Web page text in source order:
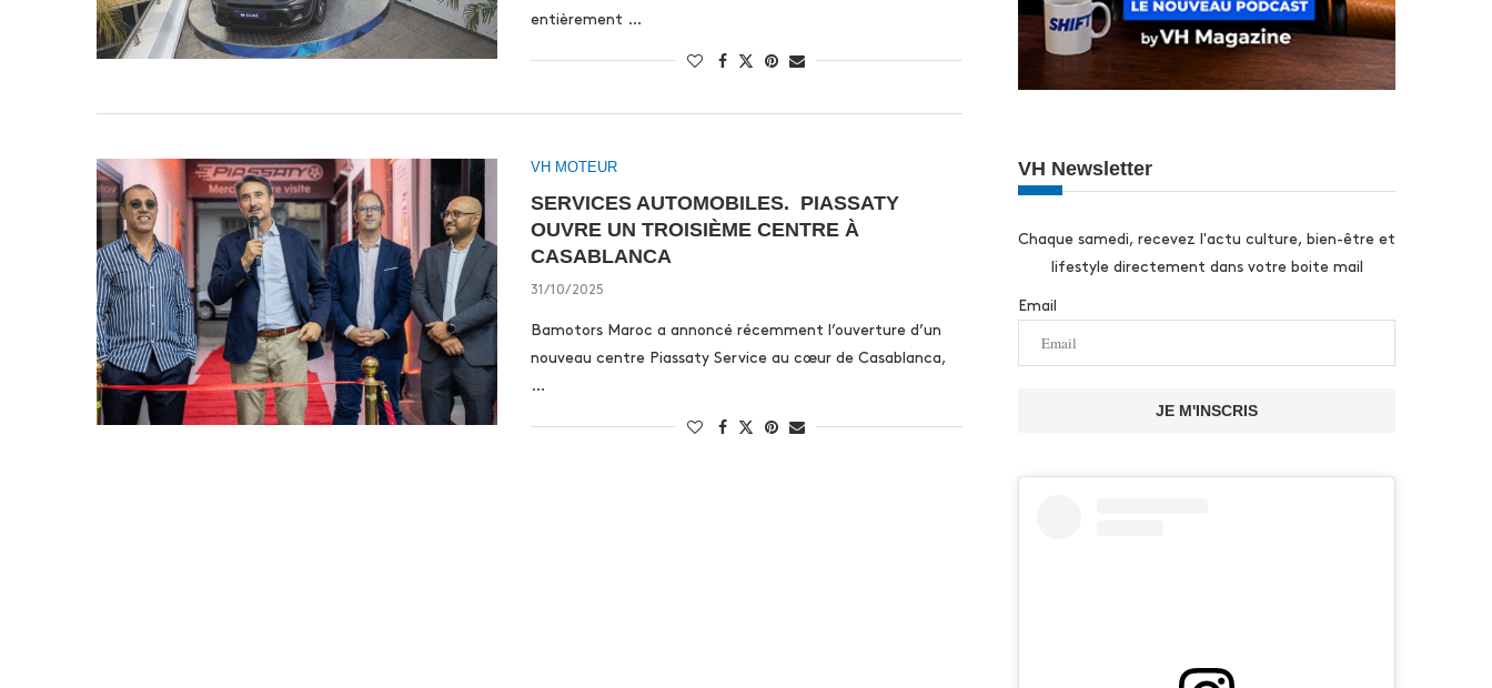
entièrement …
VH MOTEUR
SERVICES AUTOMOBILES. PIASSATY
OUVRE UN TROISIÈME CENTRE À
CASABLANCA
31/10/2025
Bamotors Maroc a annoncé récemment l’ouverture d’un
nouveau centre Piassaty Service au cœur de Casablanca,
…
VH Newsletter
Chaque samedi, recevez l'actu culture, bien-être et
lifestyle directement dans votre boite mail
Email
JE M'INSCRIS